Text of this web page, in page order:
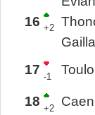
16 +2
17 -1
18 +2 Caen